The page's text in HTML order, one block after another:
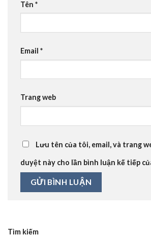
Tên *
Email *
Trang web
Lưu tên của tôi, email, và trang
duyệt này cho lần bình luận kế tiếp
Tìm kiếm